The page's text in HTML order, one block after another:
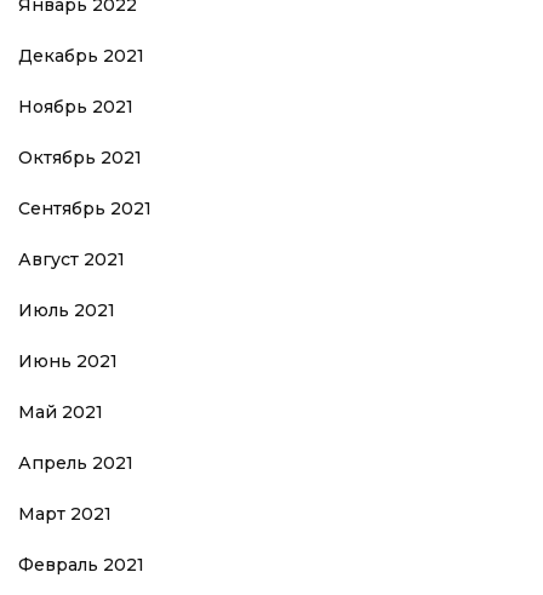
Январь 2022
Декабрь 2021
Ноябрь 2021
Октябрь 2021
Сентябрь 2021
Август 2021
Июль 2021
Июнь 2021
Май 2021
Апрель 2021
Март 2021
Февраль 2021